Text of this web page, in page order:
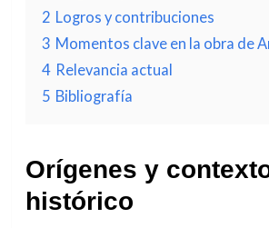
2 Logros y contribuciones
3 Momentos clave en la obra de
4 Relevancia actual
5 Bibliografía
Orígenes y
histórico